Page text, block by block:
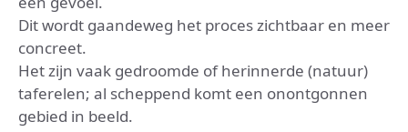
Dit wordt gaandeweg het proces zichtbaar en meer
concreet.
Het zijn vaak gedroomde of herinnerde (natuur)
taferelen; al scheppend komt een onontgonnen
gebied in beeld.